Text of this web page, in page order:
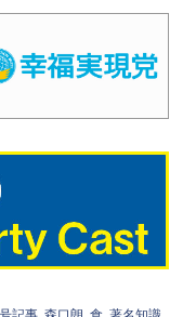
記事 森口朗 食 著名知識